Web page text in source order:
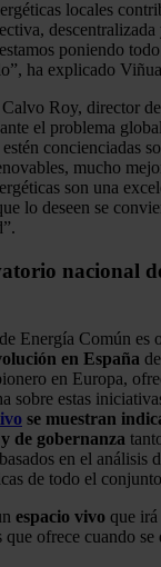
locales
poniendo
ha explicado
Roy, director
el problema
estén concienciadas
mucho
son una
lo deseen se
nacional
Energía Común es
en España
en Europa,
sobre estas
se muestran
de gobernanza
en el análisis
de todo el
espacio vivo que
ofrece cuando se